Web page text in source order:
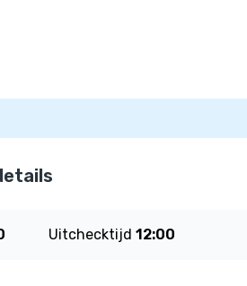
Uitchecktijd 12:00